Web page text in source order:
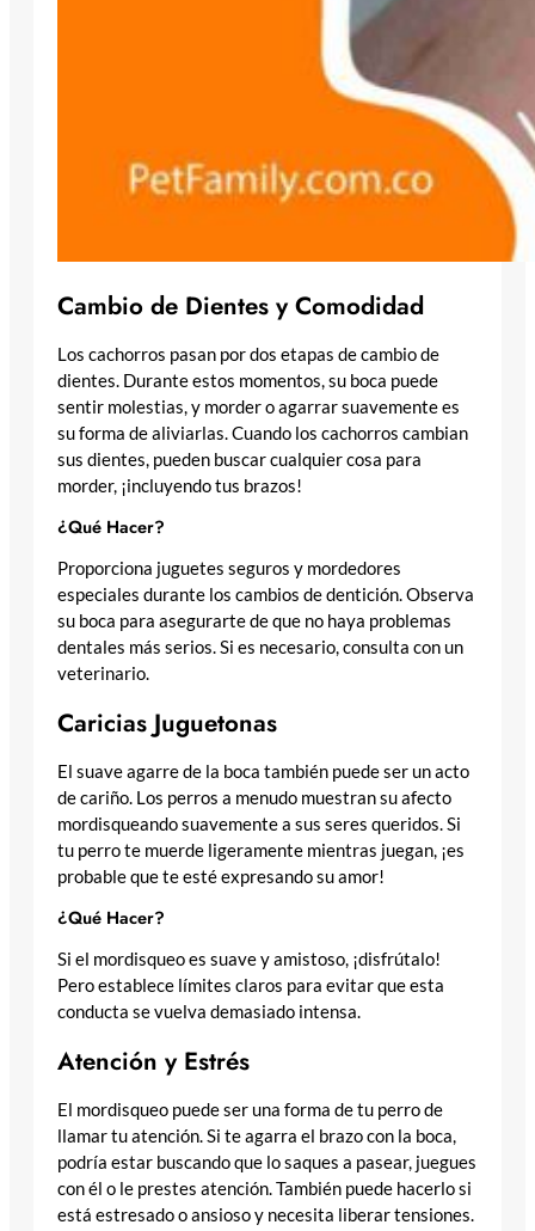
Cambio de Dientes y Comodidad
Los cachorros pasan por dos etapas de cambio de
dientes. Durante estos momentos, su boca puede
sentir molestias, y morder o agarrar suavemente es
su forma de aliviarlas. Cuando los cachorros cambian
sus dientes, pueden buscar cualquier cosa para
morder, ¡incluyendo tus brazos!
¿Qué Hacer?
Proporciona juguetes seguros y mordedores
especiales durante los cambios de dentición. Observa
su boca para asegurarte de que no haya problemas
dentales más serios. Si es necesario, consulta con un
veterinario.
Caricias Juguetonas
El suave agarre de la boca también puede ser un acto
de cariño. Los perros a menudo muestran su afecto
mordisqueando suavemente a sus seres queridos. Si
tu perro te muerde ligeramente mientras juegan, ¡es
probable que te esté expresando su amor!
¿Qué Hacer?
Si el mordisqueo es suave y amistoso, ¡disfrútalo!
Pero establece límites claros para evitar que esta
conducta se vuelva demasiado intensa.
Atención y Estrés
El mordisqueo puede ser una forma de tu perro de
llamar tu atención. Si te agarra el brazo con la boca,
podría estar buscando que lo saques a pasear, juegues
con él o le prestes atención. También puede hacerlo si
está estresado o ansioso y necesita liberar tensiones.